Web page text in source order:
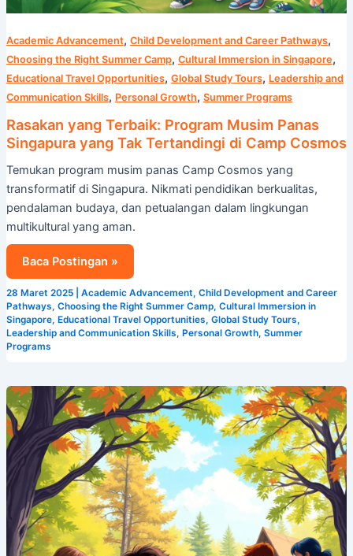
Academic Advancement, Child Development and Career Pathways,
Choosing the Right Summer Camp, Cultural Immersion in Singapore,
Educational Travel Opportunities, Global Study Tours, Leadership and
Communication Skills, Personal Growth, Summer Programs
Rasakan yang Terbaik: Program Musim Panas
Singapura yang Tak Tertandingi di Camp Cosmos
Temukan program musim panas Camp Cosmos yang
transformatif di Singapura. Nikmati pendidikan berkualitas,
pendalaman budaya, dan petualangan dalam lingkungan
multikultural yang aman.
Baca Postingan »
28 Maret 2025 Academic Advancement, Child Development and Career
Pathways, Choosing the Right Summer Camp, Cultural Immersion in
Singapore, Educational Travel Opportunities, Global Study Tours,
Leadership and Communication Skills, Personal Growth, Summer
Programs
Pengembangan
Kepemimpinan
yang
Menyenangkan:
Temukan
Camp
Cosmos,
Perkemahan
Kepemimpinan